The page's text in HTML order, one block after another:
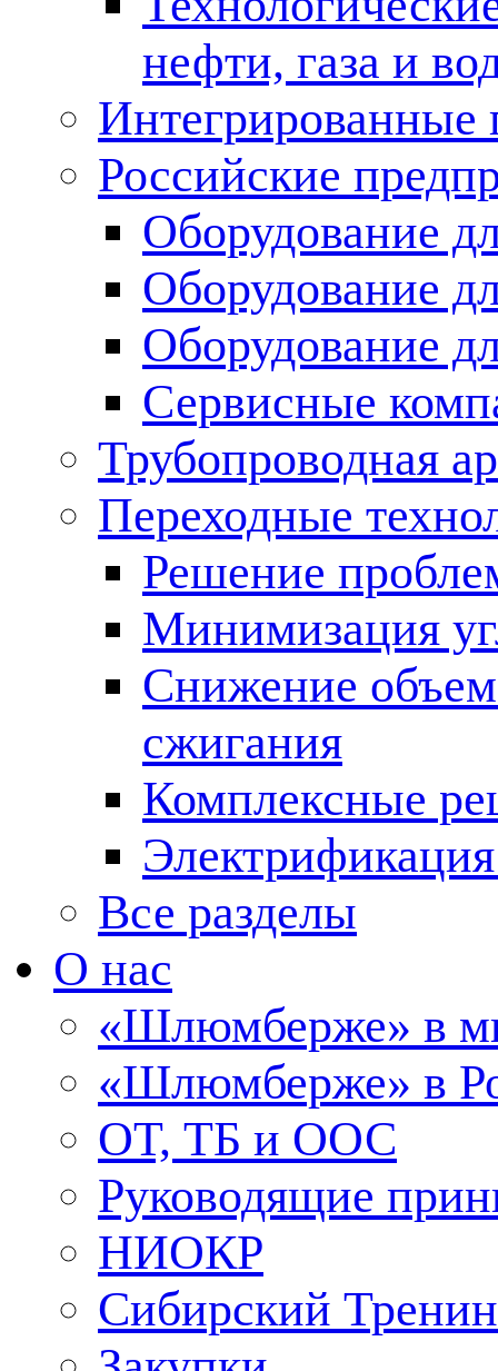
нефти, газа и
Российские
Оборудование
Оборудование
Оборудование
Сервисные
Трубопроводная
Переходные
Решение
Минимизация
Снижение
сжигания
Комплексные
Все разделы
О нас
«Шлюмберже» в
«Шлюмберже» в
ОТ, ТБ и ООС
Руководящие
НИОКР
Сибирский